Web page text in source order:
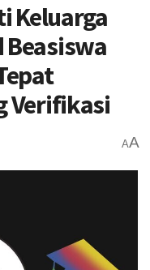
Keluarga
Beasiswa
Verifikasi
AA